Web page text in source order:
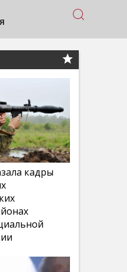
кадры